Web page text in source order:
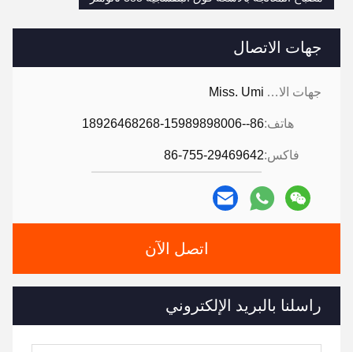
جهات الاتصال
جهات الاتصال: Miss. Umi
هاتف:86--18926468268-15989898006
فاكس:86-755-29469642
اتصل الآن
راسلنا بالبريد الإلكتروني